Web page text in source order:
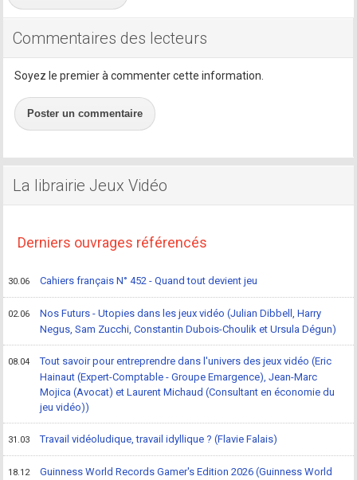
Commentaires des lecteurs
Soyez le premier à commenter cette information.
Poster un commentaire
La librairie Jeux Vidéo
Derniers ouvrages référencés
30.06 Cahiers français N° 452 - Quand tout devient jeu
02.06
Nos Futurs - Utopies dans les jeux vidéo (Julian Dibbell, Harry
Negus, Sam Zucchi, Constantin Dubois-Choulik et Ursula Dégun)
08.04
Tout savoir pour entreprendre dans l'univers des jeux vidéo (Eric
Hainaut (Expert-Comptable - Groupe Emargence), Jean-Marc
Mojica (Avocat) et Laurent Michaud (Consultant en économie du
jeu vidéo))
31.03 Travail vidéoludique, travail idyllique ? (Flavie Falais)
18.12
Guinness World Records Gamer's Edition 2026 (Guinness World